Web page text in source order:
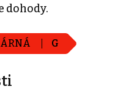
dohody.
G